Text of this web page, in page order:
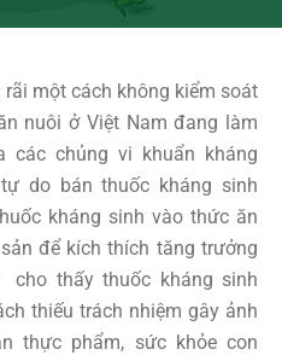
rãi một cách không kiểm soát
nuôi ở Việt Nam đang làm
các chủng vi khuẩn kháng
do bán thuốc kháng sinh
kháng sinh vào thức ăn
để kích thích tăng trưởng
thấy thuốc kháng sinh
thiếu trách nhiệm gây ảnh
thực phẩm, sức khỏe con